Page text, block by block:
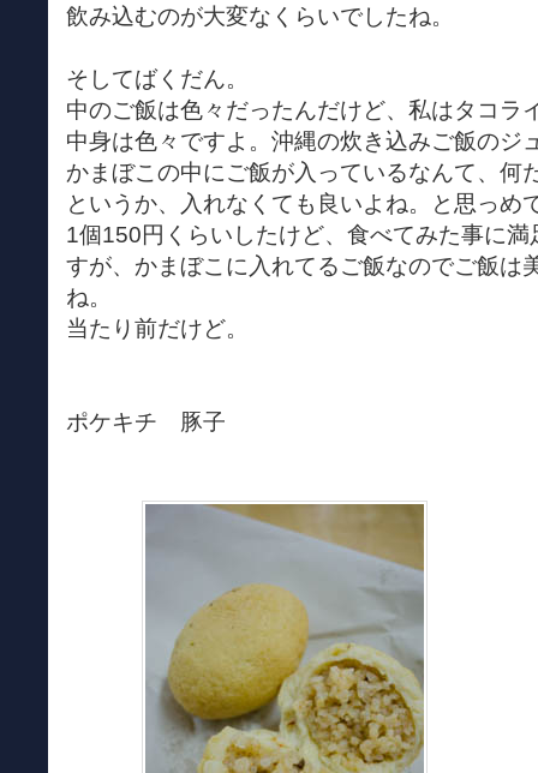
飲み込むのが大変なくらいでしたね。
そしてばくだん。
中のご飯は色々だったんだけど、私はタコラ
中身は色々ですよ。沖縄の炊き込みご飯のジ
かまぼこの中にご飯が入っているなんて、何
というか、入れなくても良いよね。と思っめ
1個150円くらいしたけど、食べてみた事に
すが、かまぼこに入れてるご飯なのでご飯は
ね。
当たり前だけど。
ポケキチ 豚子